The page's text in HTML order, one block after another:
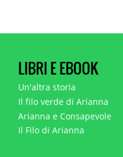
LIBRI E EBOOK
Un'altra storia
Il filo verde di Arianna
Arianna e Consapevole
Il Filo di Arianna